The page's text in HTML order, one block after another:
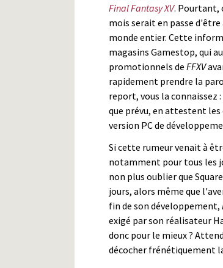
Final Fantasy XV. Pourtant,
mois serait en passe
monde entier. Cette
magasins Gamestop, qui
promotionnels de FFXV
rapidement prendre la
report, vous la connaissez
que prévu, en attestent
version PC de
Si cette rumeur venait à
notamment pour tous les
non plus oublier que
jours, alors même que
fin de son développement,
exigé par son réalisateur
donc pour le mieux ?
décocher frénétiquement